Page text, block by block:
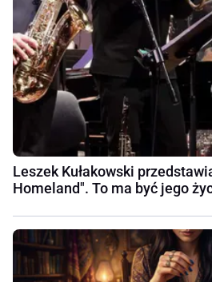
Leszek Kułakowski
Homeland". To ma być jego